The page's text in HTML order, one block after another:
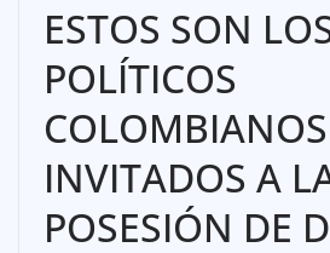
ESTOS SON
POLÍTICOS
COLOMBIANOS
INVITADOS A
POSESIÓN DE